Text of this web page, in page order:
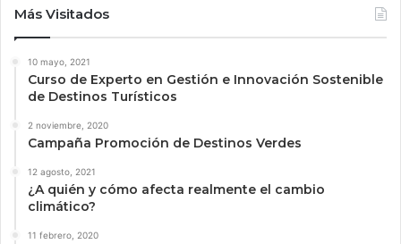
Más Visitados
10 mayo, 2021
Curso de Experto en Gestión e Innovación Sostenible
de Destinos Turísticos
2 noviembre, 2020
Campaña Promoción de Destinos Verdes
12 agosto, 2021
¿A quién y cómo afecta realmente el cambio
climático?
11 febrero, 2020